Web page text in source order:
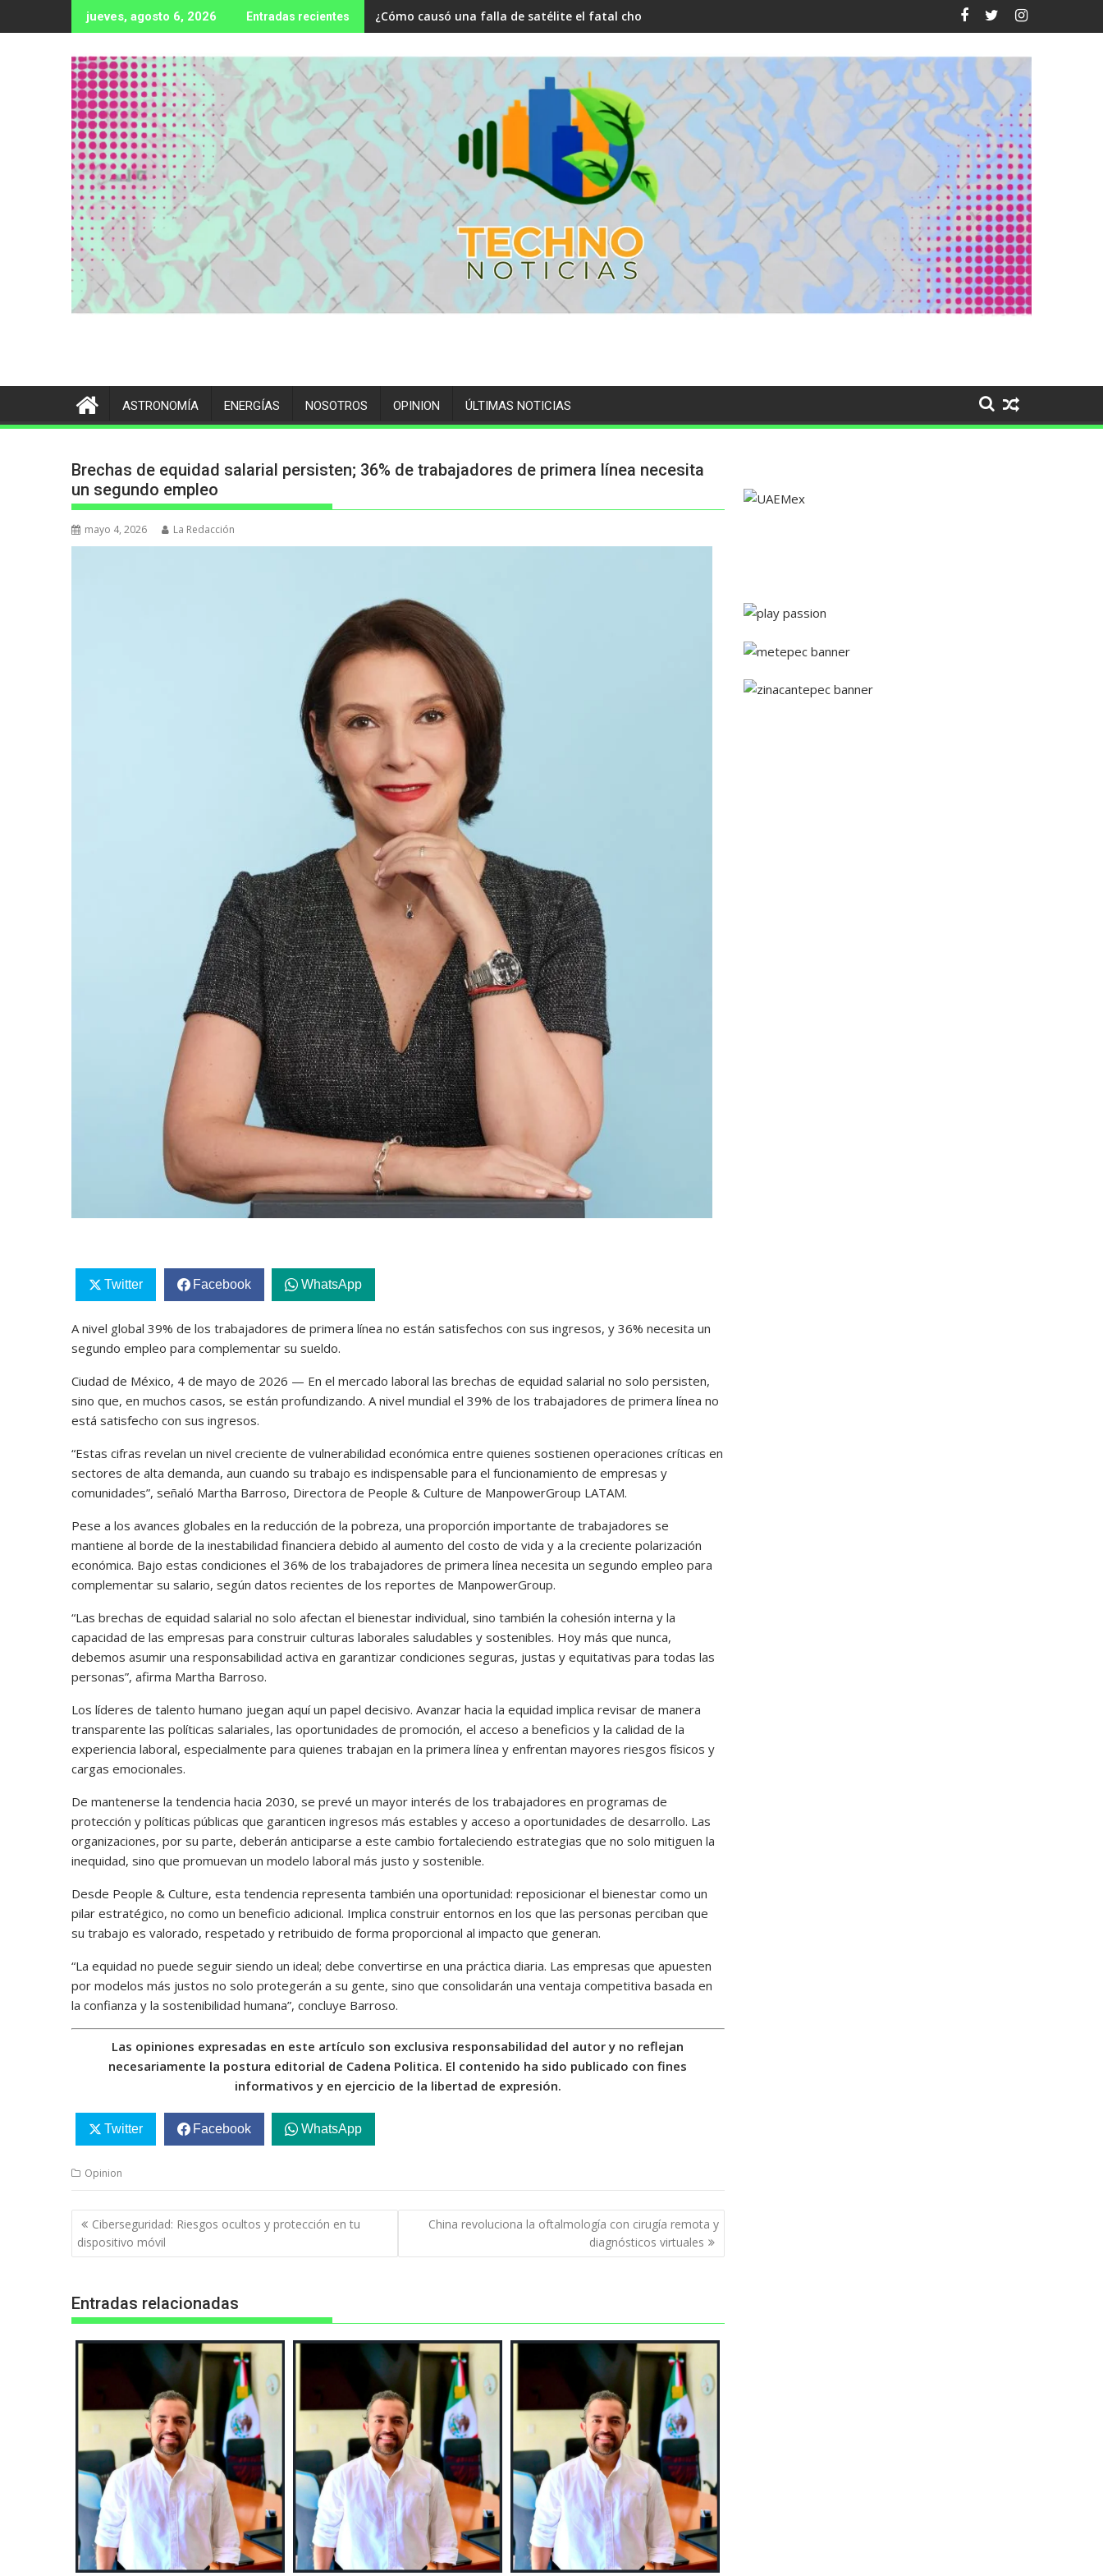
al
jueves, agosto 6, 2026 Entradas recientes ¿Cómo causó una falla de satélite el fatal choque aéreo en Nuevo México?
ASTRONOMÍA ENERGÍAS NOSOTROS OPINION ÚLTIMAS NOTICIAS
Brechas de equidad salarial persisten; 36% de trabajadores de primera línea necesita
un segundo empleo
mayo 4, 2026 La Redacción
Twitter Facebook WhatsApp
A nivel global 39% de los trabajadores de primera línea no están satisfechos con sus ingresos, y 36% necesita un
segundo empleo para complementar su sueldo.
Ciudad de México, 4 de mayo de 2026 — En el mercado laboral las brechas de equidad salarial no solo persisten,
sino que, en muchos casos, se están profundizando. A nivel mundial el 39% de los trabajadores de primera línea no
está satisfecho con sus ingresos.
“Estas cifras revelan un nivel creciente de vulnerabilidad económica entre quienes sostienen operaciones críticas en
sectores de alta demanda, aun cuando su trabajo es indispensable para el funcionamiento de empresas y
comunidades”, señaló Martha Barroso, Directora de People & Culture de ManpowerGroup LATAM.
Pese a los avances globales en la reducción de la pobreza, una proporción importante de trabajadores se
mantiene al borde de la inestabilidad financiera debido al aumento del costo de vida y a la creciente polarización
económica. Bajo estas condiciones el 36% de los trabajadores de primera línea necesita un segundo empleo para
complementar su salario, según datos recientes de los reportes de ManpowerGroup.
“Las brechas de equidad salarial no solo afectan el bienestar individual, sino también la cohesión interna y la
capacidad de las empresas para construir culturas laborales saludables y sostenibles. Hoy más que nunca,
debemos asumir una responsabilidad activa en garantizar condiciones seguras, justas y equitativas para todas las
personas”, afirma Martha Barroso.
Los líderes de talento humano juegan aquí un papel decisivo. Avanzar hacia la equidad implica revisar de manera
transparente las políticas salariales, las oportunidades de promoción, el acceso a beneficios y la calidad de la
experiencia laboral, especialmente para quienes trabajan en la primera línea y enfrentan mayores riesgos físicos y
cargas emocionales.
De mantenerse la tendencia hacia 2030, se prevé un mayor interés de los trabajadores en programas de
protección y políticas públicas que garanticen ingresos más estables y acceso a oportunidades de desarrollo. Las
organizaciones, por su parte, deberán anticiparse a este cambio fortaleciendo estrategias que no solo mitiguen la
inequidad, sino que promuevan un modelo laboral más justo y sostenible.
Desde People & Culture, esta tendencia representa también una oportunidad: reposicionar el bienestar como un
pilar estratégico, no como un beneficio adicional. Implica construir entornos en los que las personas perciban que
su trabajo es valorado, respetado y retribuido de forma proporcional al impacto que generan.
“La equidad no puede seguir siendo un ideal; debe convertirse en una práctica diaria. Las empresas que apuesten
por modelos más justos no solo protegerán a su gente, sino que consolidarán una ventaja competitiva basada en
la confianza y la sostenibilidad humana”, concluye Barroso.
Las opiniones expresadas en este artículo son exclusiva responsabilidad del autor y no reflejan
necesariamente la postura editorial de Cadena Politica. El contenido ha sido publicado con fines
informativos y en ejercicio de la libertad de expresión.
Twitter Facebook WhatsApp
Opinion
Navegación
de
entradas
Ciberseguridad: Riesgos ocultos y protección en tu
dispositivo móvil
China revoluciona la oftalmología con cirugía remota y
diagnósticos virtuales
Entradas relacionadas